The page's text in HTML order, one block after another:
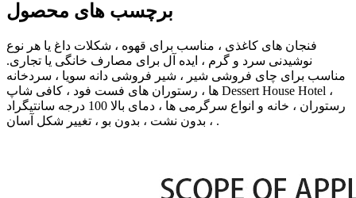
برچسب های محصول
فنجان های کاغذی ، مناسب برای قهوه ، شکلات داغ یا هر نوع
نوشیدنی سرد و گرم ، ایده آل برای مصارف خانگی یا تجاری.
مناسب برای چای فروشی شیر ، شیر فروشی دانه سویا ، سردخانه
ها ، رستوران های فست فود ، کافی شاپ Dessert House Hotel ،
رستوران ، خانه و انواع سرگرمی ها ، دمای بالا 100 درجه سانتیگراد
، بدون نشت ، بدون بو ، تغییر شکل آسان .